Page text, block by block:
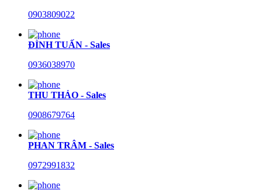
0903809022
ĐÌNH TUẤN - Sales
0936038970
THU THẢO - Sales
0908679764
PHAN TRÂM - Sales
0972991832